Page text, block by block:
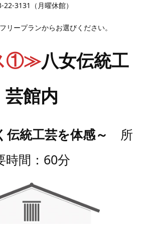
3131（月曜休館）
リープランからお選びください。
①≫八女伝統工
芸館内
伝統工芸を体感～
所
時間：60分